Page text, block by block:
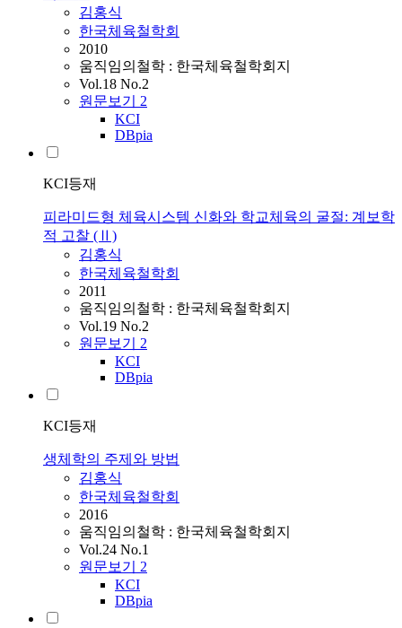
김홍식
한국체육철학회
2010
움직임의철학 : 한국체육철학회지
Vol.18 No.2
원문보기 2
KCI
DBpia
KCI등재
피라미드형 체육시스템 신화와 학교체육의 굴절: 계보학
적 고찰 (Ⅱ)
김홍식
한국체육철학회
2011
움직임의철학 : 한국체육철학회지
Vol.19 No.2
원문보기 2
KCI
DBpia
KCI등재
생체학의 주제와 방법
김홍식
한국체육철학회
2016
움직임의철학 : 한국체육철학회지
Vol.24 No.1
원문보기 2
KCI
DBpia